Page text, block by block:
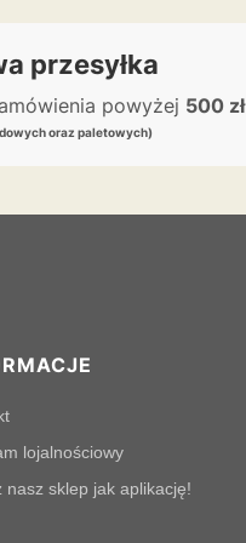
przesyłka
powyżej 500 zł
oraz paletowych)
lojalnościowy
nasz sklep jak aplikację!